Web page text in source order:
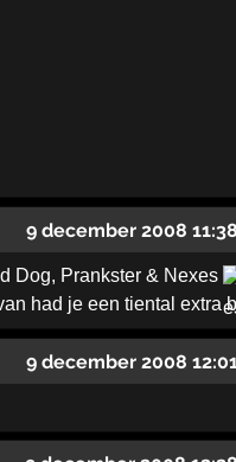
9 december 2008 11:38
Dog, Prankster & Nexes
had je een tiental extra
9 december 2008